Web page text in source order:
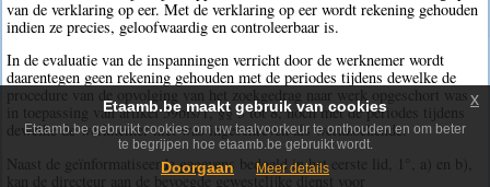
van de verklaring op eer. Met de verklaring op eer wordt rekening gehouden
indien ze precies, geloofwaardig en controleerbaar is.
In de evaluatie van de inspanningen verricht door de werknemer wordt
daarentegen geen rekening gehouden met de periodes tijdens dewelke de
procedure van de opvolging van het zoekgedrag naar werk opgeschort was
in toepassing van artikel 59bis/1, §§ 5 tot 8, noch met de periodes tijdens
dewelke de werknemer niet was ingeschreven als werkzoekende.
Naast de geïnformatiseerde gegevens bedoeld in het eerste lid, 1°, a) en b),
kan de directeur aan de bevoegde gewestelijke dienst voor
Etaamb.be maakt gebruik van cookies
Etaamb.be gebruikt cookies om uw taalvoorkeur te onthouden en om beter
te begrijpen hoe etaamb.be gebruikt wordt.
Doorgaan Meer details
x